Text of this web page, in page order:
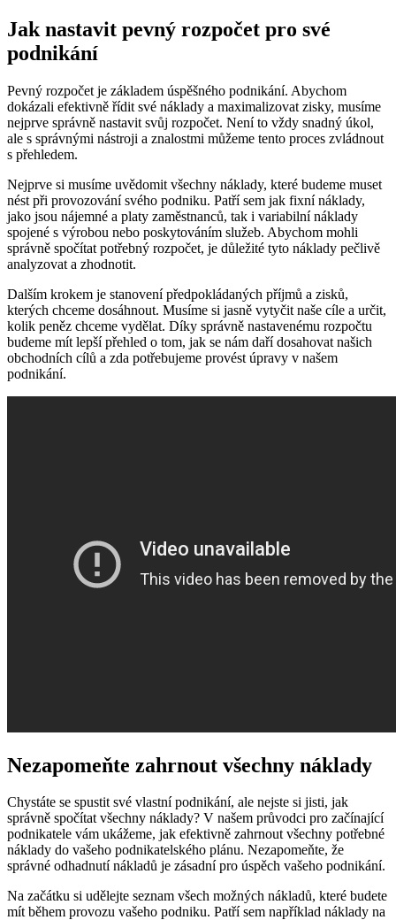
Jak nastavit pevný rozpočet pro své
podnikání
Pevný rozpočet je základem úspěšného podnikání. Abychom
dokázali efektivně řídit své náklady a maximalizovat zisky, musíme
nejprve správně nastavit svůj rozpočet. Není to vždy snadný úkol,
ale s správnými nástroji a znalostmi můžeme tento proces zvládnout
s přehledem.
Nejprve si musíme uvědomit všechny náklady, které budeme muset
nést při provozování svého podniku. Patří sem jak fixní náklady,
jako jsou nájemné a platy zaměstnanců, tak i variabilní náklady
spojené s výrobou nebo poskytováním služeb. Abychom mohli
správně spočítat potřebný rozpočet, je důležité tyto náklady pečlivě
analyzovat a zhodnotit.
Dalším krokem je stanovení předpokládaných příjmů a zisků,
kterých chceme dosáhnout. Musíme si jasně vytyčit naše cíle a určit,
kolik peněz chceme vydělat. Díky správně nastavenému rozpočtu
budeme mít lepší přehled o tom, jak se nám daří dosahovat našich
obchodních cílů a zda potřebujeme provést úpravy v našem
podnikání.
Nezapomeňte zahrnout všechny náklady
Chystáte se spustit své vlastní podnikání, ale nejste si jisti, jak
správně spočítat všechny náklady? V našem průvodci pro začínající
podnikatele vám ukážeme, jak efektivně zahrnout všechny potřebné
náklady do vašeho podnikatelského plánu. Nezapomeňte, že
správné odhadnutí nákladů je zásadní pro úspěch vašeho podnikání.
Na začátku si udělejte seznam všech možných nákladů, které budete
mít během provozu vašeho podniku. Patří sem například náklady na